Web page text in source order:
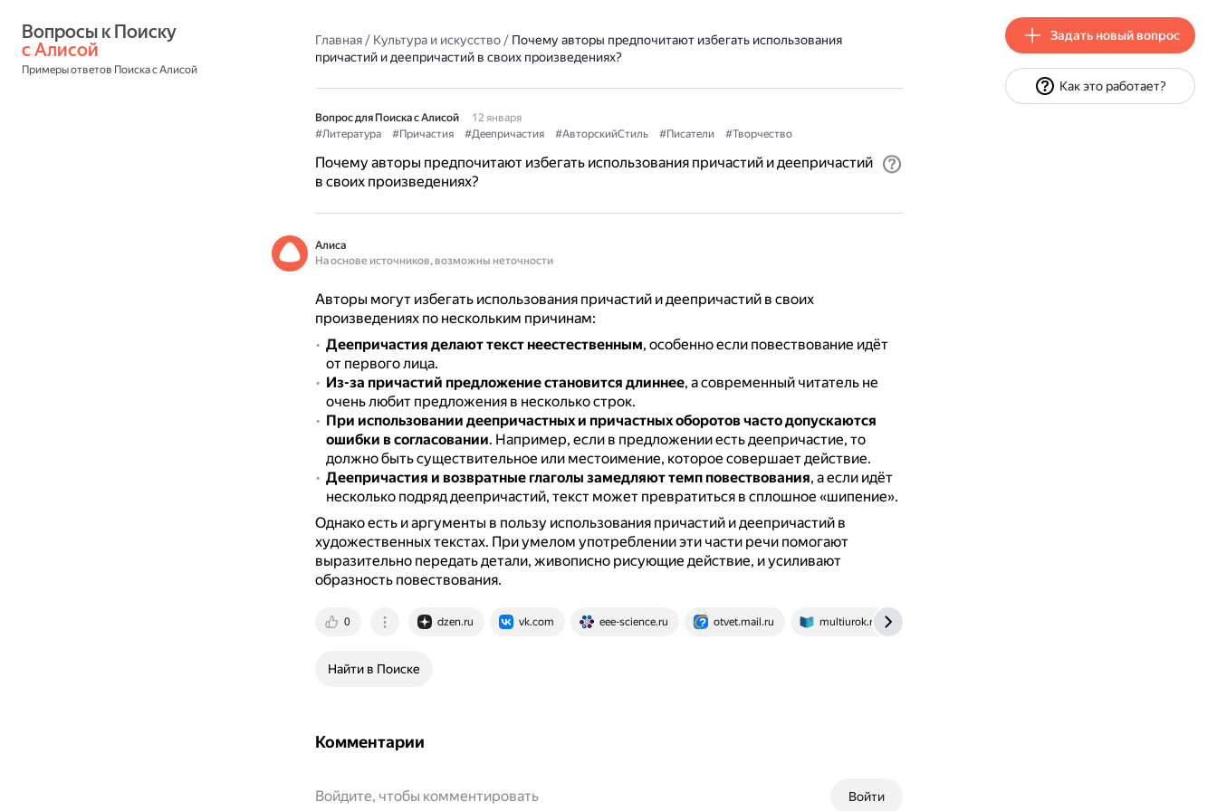
с Алисой
Примеры ответов Поиска с Алисой
Главная/ Культура и искусство/ Почему авторы предпочитают избегать использования
причастий и деепричастий в своих произведениях?
Вопрос для Поиска с Алисой
12 января
#Литература
#Причастия #Деепричастия #АвторскийСтиль #Писатели #Творчество
Почему авторы предпочитают избегать использования причастий и деепричастий
в своих произведениях?
Алиса
На основе источников, возможны неточности
Авторы могут избегать использования причастий и деепричастий в своих
произведениях по нескольким причинам:
Деепричастия делают текст неестественным, особенно если повествование идёт
от первого лица.
Из-за причастий предложение становится длиннее, а современный читатель не
очень любит предложения в несколько строк.
При использовании деепричастных и причастных оборотов часто допускаются
ошибки в согласовании. Например, если в предложении есть деепричастие, то
должно быть существительное или местоимение, которое совершает действие.
Деепричастия и возвратные глаголы замедляют темп повествования, а если идёт
несколько подряд деепричастий, текст может превратиться в сплошное «шипение».
Однако есть и аргументы в пользу использования причастий и деепричастий в
художественных текстах. При умелом употреблении эти части речи помогают
выразительно передать детали, живописно рисующие действие, и усиливают
образность повествования.
0 dzen.ru vk.com eee-science.ru otvet.mail.ru multiurok.ru
Найти в Поиске
Комментарии
Войти
Войдите, чтобы комментировать
Задать новый вопрос
Как это работает?